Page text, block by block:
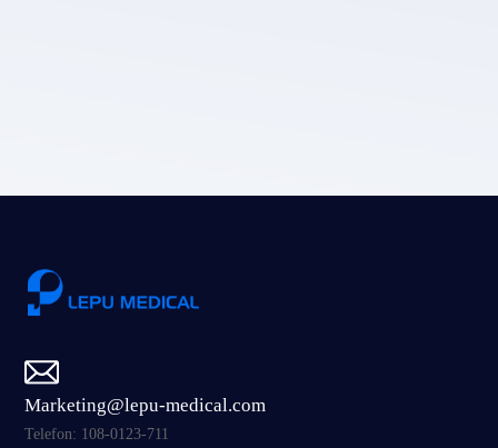
Marketing@lepu-medical.com
Telefon: 108-0123-711